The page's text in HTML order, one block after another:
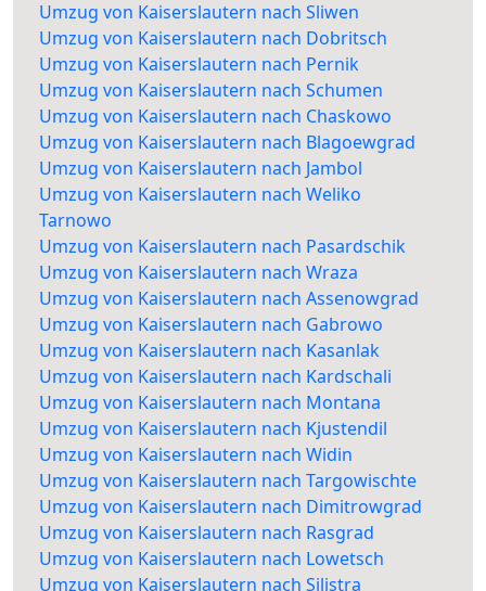
Umzug von Kaiserslautern nach Sliwen
Umzug von Kaiserslautern nach Dobritsch
Umzug von Kaiserslautern nach Pernik
Umzug von Kaiserslautern nach Schumen
Umzug von Kaiserslautern nach Chaskowo
Umzug von Kaiserslautern nach Blagoewgrad
Umzug von Kaiserslautern nach Jambol
Umzug von Kaiserslautern nach Weliko
Tarnowo
Umzug von Kaiserslautern nach Pasardschik
Umzug von Kaiserslautern nach Wraza
Umzug von Kaiserslautern nach Assenowgrad
Umzug von Kaiserslautern nach Gabrowo
Umzug von Kaiserslautern nach Kasanlak
Umzug von Kaiserslautern nach Kardschali
Umzug von Kaiserslautern nach Montana
Umzug von Kaiserslautern nach Kjustendil
Umzug von Kaiserslautern nach Widin
Umzug von Kaiserslautern nach Targowischte
Umzug von Kaiserslautern nach Dimitrowgrad
Umzug von Kaiserslautern nach Rasgrad
Umzug von Kaiserslautern nach Lowetsch
Umzug von Kaiserslautern nach Silistra